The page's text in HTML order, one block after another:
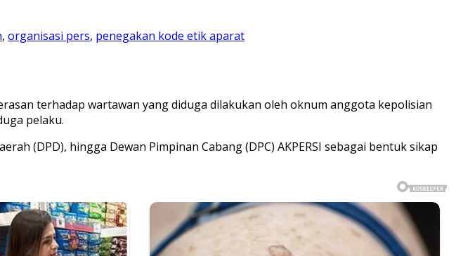
, organisasi pers, penegakan kode etik aparat
terhadap wartawan yang diduga dilakukan oleh oknum anggota kepolisian
pelaku.
(DPD), hingga Dewan Pimpinan Cabang (DPC) AKPERSI sebagai bentuk sikap